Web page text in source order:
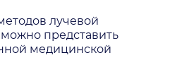
лучевой
представить
медицинской